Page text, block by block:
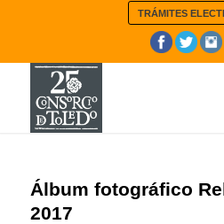
TRÁMITES
Álbum fotográfico
2017